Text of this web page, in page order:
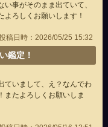
事がそのまま出ていて、
ろしくお願いします！
稿日時：2026/05/25 15:32
鑑定！
ていまして、え？なんでわ
またよろしくお願いしま